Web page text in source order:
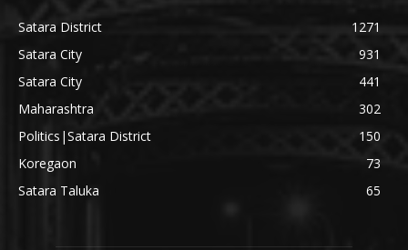
Satara District
1271
Satara City
931
Satara City
441
Maharashtra
302
Politics|Satara District
150
Koregaon
73
Satara Taluka
65